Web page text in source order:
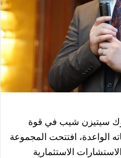
سيتيزن شيب في قوة
الواعدة، افتتحت المجموعة
الاستثمارية